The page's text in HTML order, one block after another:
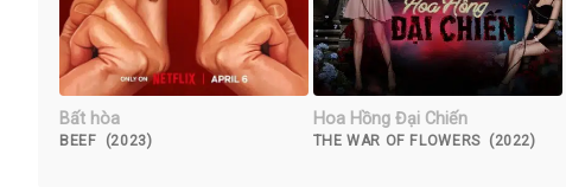
Bất hòa
BEEF (2023)
Hoa Hồng Đại Chiến
THE WAR OF FLOWERS (2022)